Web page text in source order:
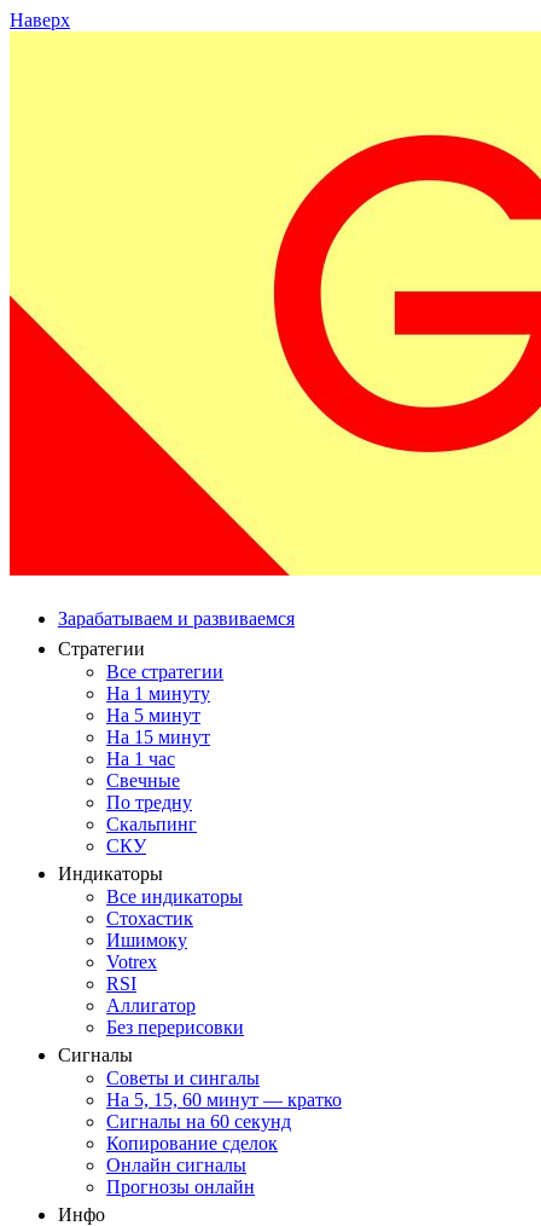
Наверх
Зарабатываем и развиваемся
Стратегии
Все стратегии
На 1 минуту
На 5 минут
На 15 минут
На 1 час
Свечные
По тредну
Скальпинг
СКУ
Индикаторы
Все индикаторы
Стохастик
Ишимоку
Votrex
RSI
Аллигатор
Без перерисовки
Сигналы
Советы и сингалы
На 5, 15, 60 минут — кратко
Сигналы на 60 секунд
Копирование сделок
Онлайн сигналы
Прогнозы онлайн
Инфо